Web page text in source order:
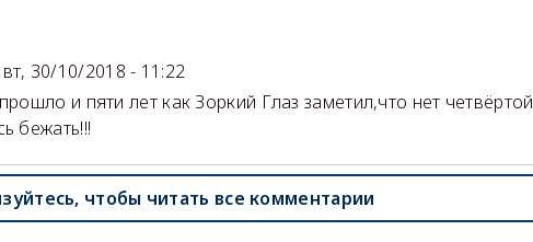
вт, 30/10/2018 - 11:22
и пяти лет как Зоркий Глаз заметил,что нет четвёртой
бежать!!!
чтобы читать все комментарии